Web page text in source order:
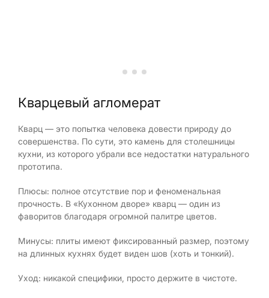
Кварцевый агломерат
Кварц — это попытка человека довести природу до
совершенства. По сути, это камень для столешницы
кухни, из которого убрали все недостатки натурального
прототипа.
Плюсы: полное отсутствие пор и феноменальная
прочность. В «Кухонном дворе» кварц — один из
фаворитов благодаря огромной палитре цветов.
Минусы: плиты имеют фиксированный размер, поэтому
на длинных кухнях будет виден шов (хоть и тонкий).
Уход: никакой специфики, просто держите в чистоте.